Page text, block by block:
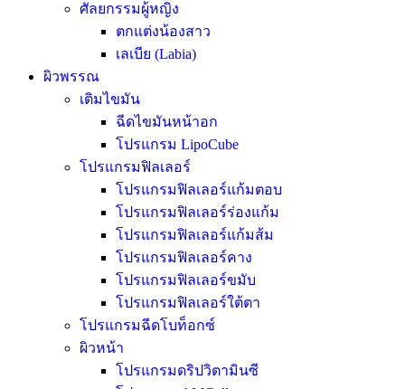
ศัลยกรรมผู้หญิง
ตกแต่งน้องสาว
เลเบีย (Labia)
ผิวพรรณ
เติมไขมัน
ฉีดไขมันหน้าอก
โปรแกรม LipoCube
โปรแกรมฟิลเลอร์
โปรแกรมฟิลเลอร์แก้มตอบ
โปรแกรมฟิลเลอร์ร่องแก้ม
โปรแกรมฟิลเลอร์แก้มส้ม
โปรแกรมฟิลเลอร์คาง
โปรแกรมฟิลเลอร์ขมับ
โปรแกรมฟิลเลอร์ใต้ตา
โปรแกรมฉีดโบท็อกซ์
ผิวหน้า
โปรแกรมดริปวิตามินซี